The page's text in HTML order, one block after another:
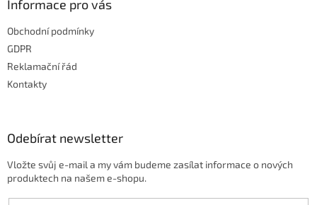
Informace pro vás
Obchodní podmínky
GDPR
Reklamační řád
Kontakty
Odebírat newsletter
Vložte svůj e-mail a my vám budeme zasílat informace o nových
produktech na našem e-shopu.